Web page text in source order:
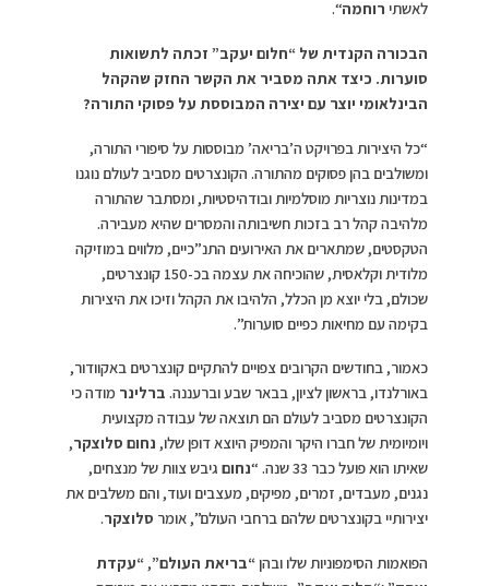
לאשתי רוחמה“.
הבכורה הקנדית של “חלום יעקב” זכתה לתשואות
סוערות. כיצד אתה מסביר את הקשר החזק שהקהל
הבינלאומי יוצר עם יצירה המבוססת על פסוקי התורה?
“כל היצירות בפרויקט ה’בריאה’ מבוססות על סיפורי התורה,
ומשולבים בהן פסוקים מהתורה. הקונצרטים מסביב לעולם נוגנו
במדינות נוצריות מוסלמיות ובודהיסטיות, ומסתבר שהתורה
מלהיבה קהל רב בזכות חשיבותה והמסרים שהיא מעבירה.
הטקסטים, שמתארים את האירועים התנ”כיים, מלווים במוזיקה
מלודית וקלאסית, שהוכיחה את עצמה בכ-150 קונצרטים,
שכולם, בלי יוצא מן הכלל, הלהיבו את הקהל וזיכו את היצירות
בקימה עם מחיאות כפיים סוערות”.
כאמור, בחודשים הקרובים צפויים להתקיים קונצרטים באקוודור,
באורלנדו, בראשון לציון, בבאר שבע וברעננה. ברלינר מודה כי
הקונצרטים מסביב לעולם הם תוצאה של עבודה מקצועית
ויומיומית של חברו היקר והמפיק היוצא דופן שלו, נחום סלוצקר,
שאיתו הוא פועל כבר 33 שנה. “
נחום גיבש צוות של מנצחים,
נגנים, מעבדים, זמרים, מפיקים, מעצבים ועוד, והם משלבים את
יצירותיי בקונצרטים שלהם ברחבי העולם”, אומר סלוצקר.
הפואמות הסימפוניות שלו ובהן“בריאת העולם”,“עקדת